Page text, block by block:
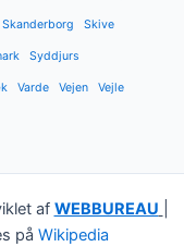
Skanderborg Skive
Syddjurs
Varde Vejen Vejle
af WEBBUREAU
på Wikipedia